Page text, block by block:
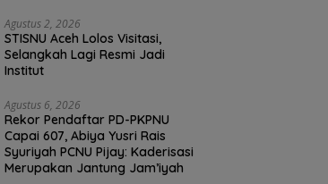
Agustus 2, 2026
STISNU Aceh Lolos Visitasi,
Selangkah Lagi Resmi Jadi
Institut
Agustus 6, 2026
Rekor Pendaftar PD-PKPNU
Capai 607, Abiya Yusri Rais
Syuriyah PCNU Pijay: Kaderisasi
Merupakan Jantung Jam’iyah